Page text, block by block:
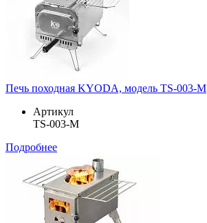
Печь походная KYODA, модель TS-003-M
Артикул
TS-003-M
Подробнее